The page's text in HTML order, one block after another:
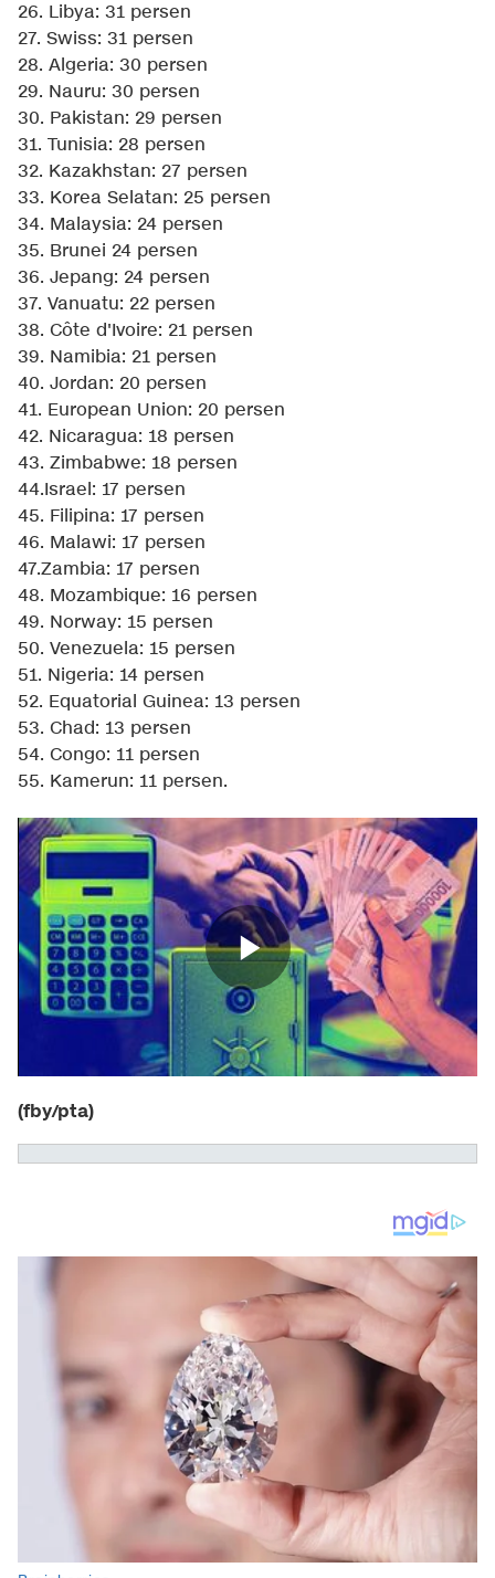
26. Libya: 31 persen
27. Swiss: 31 persen
28. Algeria: 30 persen
29. Nauru: 30 persen
30. Pakistan: 29 persen
31. Tunisia: 28 persen
32. Kazakhstan: 27 persen
33. Korea Selatan: 25 persen
34. Malaysia: 24 persen
35. Brunei 24 persen
36. Jepang: 24 persen
37. Vanuatu: 22 persen
38. Côte d'Ivoire: 21 persen
39. Namibia: 21 persen
40. Jordan: 20 persen
41. European Union: 20 persen
42. Nicaragua: 18 persen
43. Zimbabwe: 18 persen
44.Israel: 17 persen
45. Filipina: 17 persen
46. Malawi: 17 persen
47.Zambia: 17 persen
48. Mozambique: 16 persen
49. Norway: 15 persen
50. Venezuela: 15 persen
51. Nigeria: 14 persen
52. Equatorial Guinea: 13 persen
53. Chad: 13 persen
54. Congo: 11 persen
55. Kamerun: 11 persen.
(fby/pta)